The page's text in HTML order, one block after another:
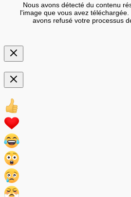
Nous avons détecté du contenu
l'image que vous avez
avons refusé votre processus